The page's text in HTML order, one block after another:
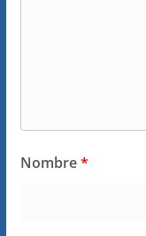
Nombre*